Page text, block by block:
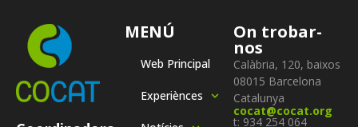
MENÚ
Web Principal
Experiènces
On trobar-
nos
Calàbria, 120, baixos
08015 Barcelona
Catalunya
cocat@cocat.org
t: 934 254 064